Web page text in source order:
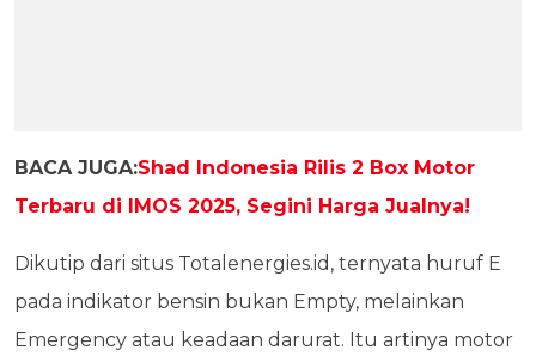
BACA JUGA:Shad Indonesia Rilis 2 Box Motor
Terbaru di IMOS 2025, Segini Harga Jualnya!
Dikutip dari situs Totalenergies.id, ternyata huruf E
pada indikator bensin bukan Empty, melainkan
Emergency atau keadaan darurat. Itu artinya motor